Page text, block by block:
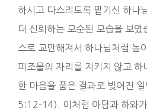
하시고 다스리도록 맡기신 하나
더 신뢰하는 모순된 모습을 보
스로 교만해져서 하나님처럼 높
피조물의 자리를 지키지 않고
한 마음을 품은 결과로 빚어진
5:12-14). 이처럼 아담과 하와